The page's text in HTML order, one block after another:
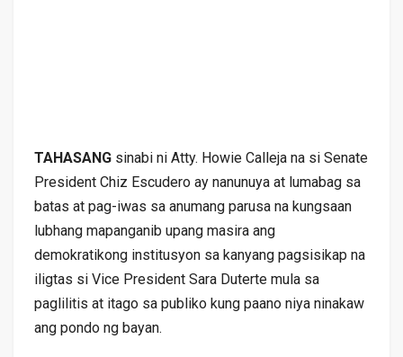
TAHASANGsinabi ni Atty. Howie Calleja na si Senate
President Chiz Escudero ay nanunuya at lumabag sa
batas at pag-iwas sa anumang parusa na kungsaan
lubhang mapanganib upang masira ang
demokratikong institusyon sa kanyang pagsisikap na
iligtas si Vice President Sara Duterte mula sa
paglilitis at itago sa publiko kung paano niya ninakaw
ang pondo ng bayan.